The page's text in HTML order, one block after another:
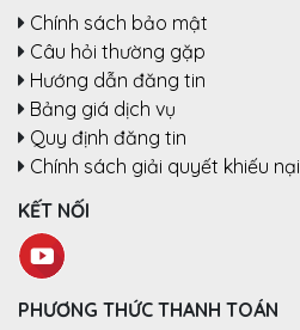
Chính sách bảo mật
Câu hỏi thường gặp
Hướng dẫn đăng tin
Bảng giá dịch vụ
Quy định đăng tin
Chính sách giải quyết khiếu nại
KẾT NỐI
PHƯƠNG THỨC THANH TOÁN